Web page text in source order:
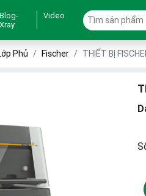
Blog-
Xray
Video
Phủ Fischer THIẾT BỊ